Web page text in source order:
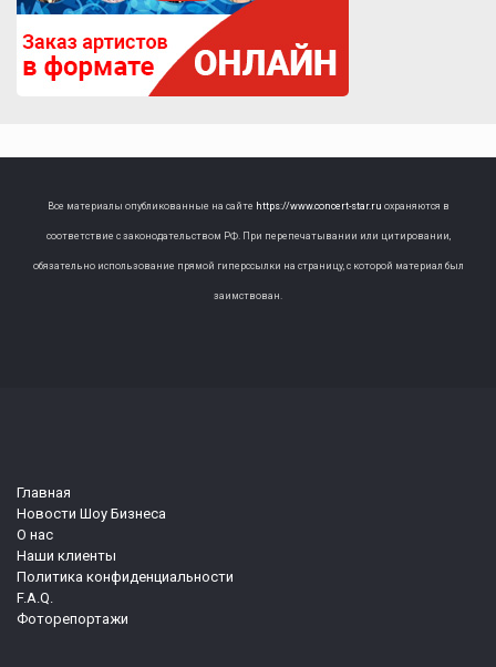
Все материалы опубликованные на сайте https://www.concert-star.ru охраняются в
соответствие с законодательством РФ. При перепечатывании или цитировании,
обязательно использование прямой гиперссылки на страницу, с которой материал был
заимствован.
Главная
Новости Шоу Бизнеса
О нас
Наши клиенты
Политика конфиденциальности
F.A.Q.
Фоторепортажи